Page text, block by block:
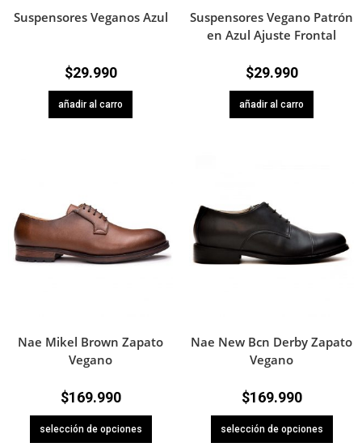
Suspensores Veganos Azul
$29.990
añadir al carro
Suspensores Vegano Patrón
en Azul Ajuste Frontal
$29.990
añadir al carro
Nae Mikel Brown Zapato
Vegano
$169.990
selección de opciones
Nae New Bcn Derby Zapato
Vegano
$169.990
selección de opciones